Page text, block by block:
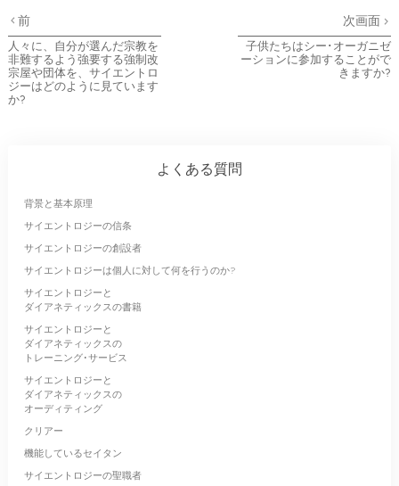
前
人々に、自分が選んだ宗教を
非難するよう強要する強制改
宗屋や団体を、サイエントロ
ジーはどのように見ています
か?
次画面
子供たちはシー･オーガニゼ
ーションに参加することがで
きますか?
よくある質問
背景と基本原理
サイエントロジーの信条
サイエントロジーの創設者
サイエントロジーは個人に対して何を行うのか?
サイエントロジーと
ダイアネティックスの書籍
サイエントロジーと
ダイアネティックスの
トレーニング･サービス
サイエントロジーと
ダイアネティックスの
オーディティング
クリアー
機能しているセイタン
サイエントロジーの聖職者